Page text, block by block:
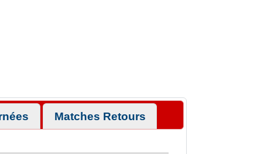
Matches Retours